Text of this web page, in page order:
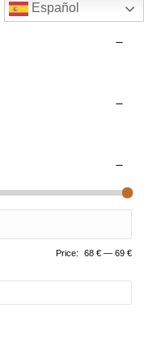
Español
Price: 68 € — 69 €